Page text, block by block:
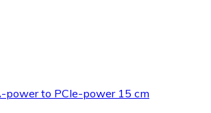
power to PCIe-power 15 cm